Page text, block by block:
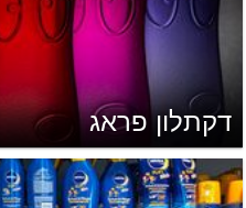
דקתלון פראג